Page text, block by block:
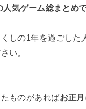
気ゲーム総まとめ
しの1年を過ごした
い。
ものがあればお正